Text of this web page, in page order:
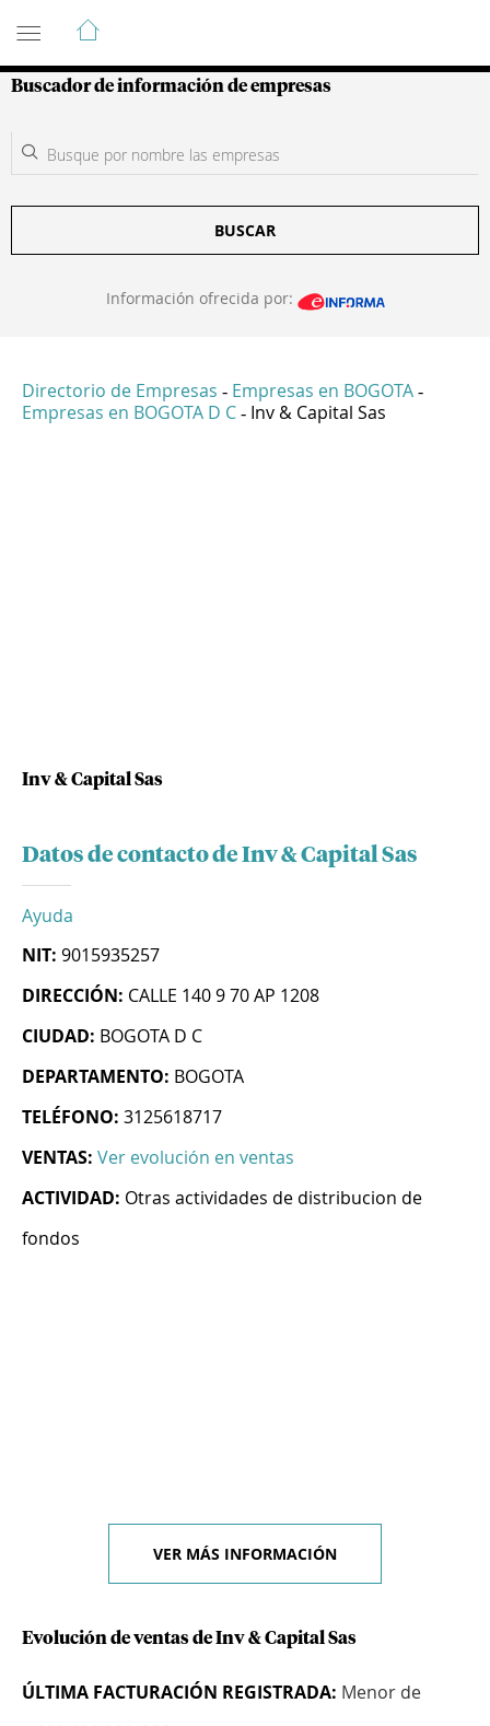
Guía de Empresas Colombianas
Buscador de información de empresas
BUSCAR
Información ofrecida por:
Directorio de Empresas - Empresas en BOGOTA -
Empresas en BOGOTA D C - Inv & Capital Sas
Inv & Capital Sas
Datos de contacto de Inv & Capital Sas
Ayuda
NIT: 9015935257
DIRECCIÓN: CALLE 140 9 70 AP 1208
CIUDAD: BOGOTA D C
DEPARTAMENTO: BOGOTA
TELÉFONO: 3125618717
VENTAS: Ver evolución en ventas
ACTIVIDAD: Otras actividades de distribucion de
fondos
VER MÁS INFORMACIÓN
Evolución de ventas de Inv & Capital Sas
ÚLTIMA FACTURACIÓN REGISTRADA: Menor de